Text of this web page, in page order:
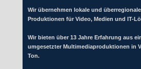
Wir übernehmen lokale und
Produktionen für Video, Medien und IT-
Wir bieten über 13 Jahre Erfahrung aus
umgesetzter Multimediaproduktionen in
Ton.